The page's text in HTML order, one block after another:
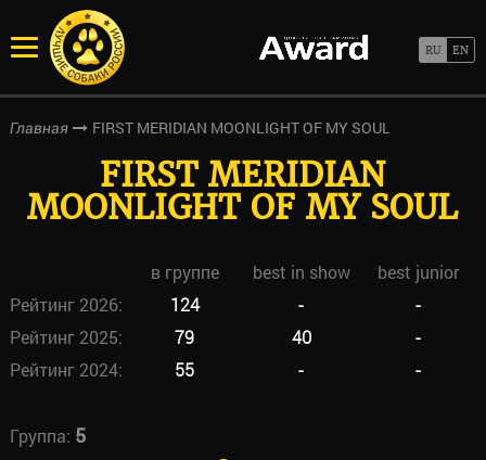
Главная FIRST MERIDIAN MOONLIGHT OF MY SOUL
FIRST MERIDIAN
MOONLIGHT OF MY SOUL
в группе best in show
best junior
Рейтинг 2026:
124 -
-
Рейтинг 2025:
79 40
-
Рейтинг 2024:
55 - -
Группа: 5